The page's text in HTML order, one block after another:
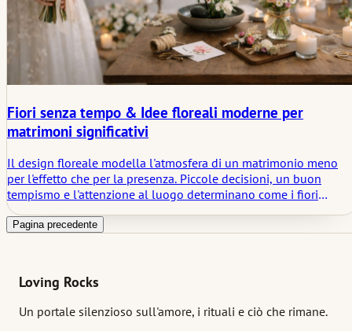
Fiori senza tempo & Idee floreali moderne per
matrimoni significativi
Il design floreale modella l'atmosfera di un matrimonio meno
per l'effetto che per la presenza. Piccole decisioni, un buon
tempismo e l'attenzione al luogo determinano come i fiori
vengono percepiti. Usati con discrezione, accompagnano
momenti, collegano transizioni e rimangono discretamente nel
Pagina precedente
Loving Rocks
Un portale silenzioso sull'amore, i rituali e ciò che rimane.